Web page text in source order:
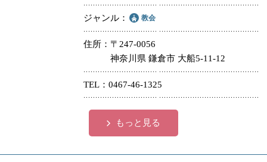
ジャンル 教会
住所
〒247-0056
神奈川県 鎌倉市 大船5-11-12
TEL 0467-46-1325
もっと見る